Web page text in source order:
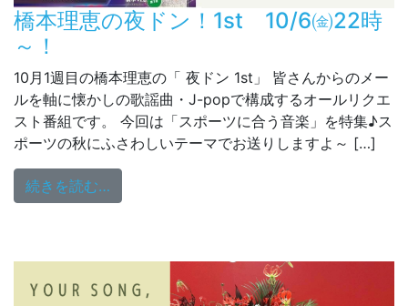
橋本理恵の夜ドン！1st 10/6㈮22時
～！
10月1週目の橋本理恵の「 夜ドン 1st」 皆さんからのメー
ルを軸に懐かしの歌謡曲・J-popで構成するオールリクエ
スト番組です。 今回は「スポーツに合う音楽」を特集♪ス
ポーツの秋にふさわしいテーマでお送りしますよ～ […]
続きを読む…